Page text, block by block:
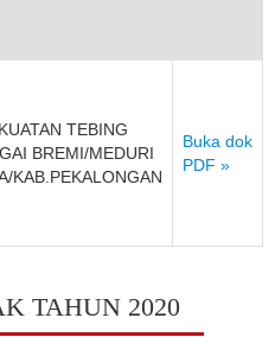
TEBING
BREMI/MEDURI
KAB.PEKALONGAN
Buka dok
PDF »
TAHUN 2020